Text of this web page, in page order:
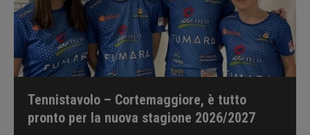
Tennistavolo – Cortemaggiore, è tutto
pronto per la nuova stagione 2026/2027